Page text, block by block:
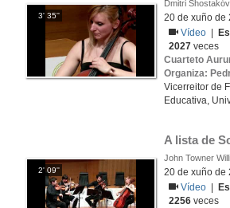
3' 35''
Dmitri
20 de xuño de
Vídeo
2027 veces
Cuarteto
Organiza:
Vicerreitor de
Educativa,
2' 09''
A lista de
John Towner
20 de xuño de
Vídeo
2256 veces